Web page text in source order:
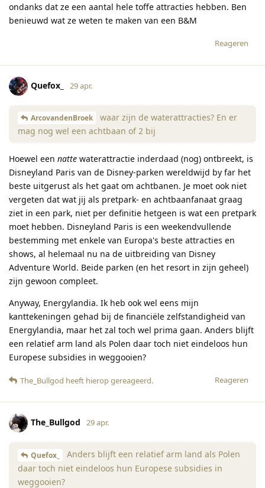
ondanks dat ze een aantal hele toffe attracties hebben. Ben
benieuwd wat ze weten te maken van een B&M
Reageren
Quefox_ 29 apr.
ArcovandenBroek
waar zijn de waterattracties? En er
mag nog wel een achtbaan of 2 bij
Hoewel een natte waterattractie inderdaad (nog) ontbreekt, is
Disneyland Paris van de Disney-parken wereldwijd by far het
beste uitgerust als het gaat om achtbanen. Je moet ook niet
vergeten dat wat jij als pretpark- en achtbaanfanaat graag
ziet in een park, niet per definitie hetgeen is wat een pretpark
moet hebben. Disneyland Paris is een weekendvullende
bestemming met enkele van Europa's beste attracties en
shows, al helemaal nu na de uitbreiding van Disney
Adventure World. Beide parken (en het resort in zijn geheel)
zijn gewoon compleet.
Anyway, Energylandia. Ik heb ook wel eens mijn
kanttekeningen gehad bij de financiële zelfstandigheid van
Energylandia, maar het zal toch wel prima gaan. Anders blijft
een relatief arm land als Polen daar toch niet eindeloos hun
Europese subsidies in weggooien?
Reageren
The_Bullgod heeft hierop gereageerd.
The_Bullgod 29 apr.
Quefox_
Anders blijft een relatief arm land als Polen
daar toch niet eindeloos hun Europese subsidies in
weggooien?